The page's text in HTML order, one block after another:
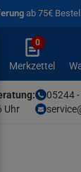
ab 75€
Merkzettel
aufklappen
0
Merkzettel
05244
Uhr